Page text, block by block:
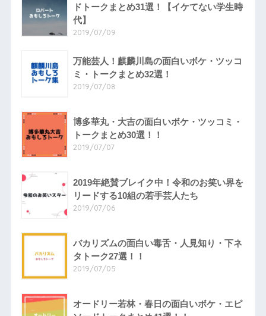
ドトークまとめ31選！【イケてない学生時
代】
2019/07/09
万能芸人！麒麟川島の面白いボケ・ツッコ
ミ・トークまとめ32選！
2019/07/08
博多華丸・大吉の面白いボケ・ツッコミ・
トークまとめ30選！！
2019/07/07
2019年絶賛ブレイク中！令和のお笑い界を
リードする10組の若手芸人たち
2019/07/06
バカリズムの面白い毒舌・人見知り・下ネ
タトーク27選！！
2019/07/05
オードリー若林・春日の面白いボケ・エピ